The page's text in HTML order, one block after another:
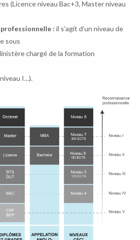
(Licence niveau Bac+3, Master niveau
: il s’agit d’un niveau de
sous
chargé de la formation
I…).